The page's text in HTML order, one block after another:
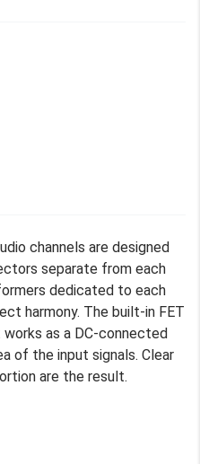
channels are designed
separate from each
dedicated to each
harmony. The built-in FET
as a DC-connected
of the input signals. Clear
are the result.